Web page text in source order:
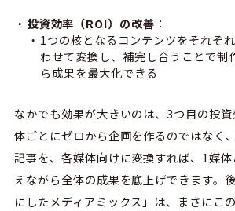
投資効率（ROI）の改善 ：
1つの核となるコンテンツをそれぞ
わせて変換し、補完し合うことで制
ら成果を最大化できる
なかでも効果が大きいのは、3つ目の投
体ごとにゼロから企画を作るのではなく
記事を、各媒体向けに変換すれば、1媒
えながら全体の成果を底上げできます。
にしたメディアミックス」は、まさにこ